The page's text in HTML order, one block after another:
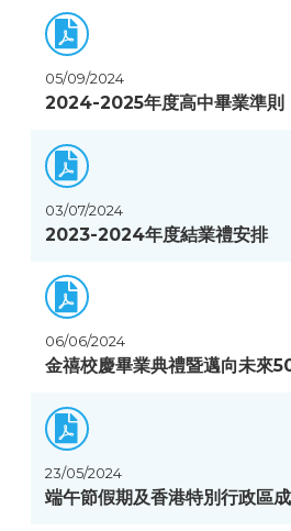
05/09/2024
2024-2025年度高中畢業準則
03/07/2024
2023-2024年度結業禮安排
06/06/2024
金禧校慶畢業典禮暨邁向未來
23/05/2024
端午節假期及香港特別行政區